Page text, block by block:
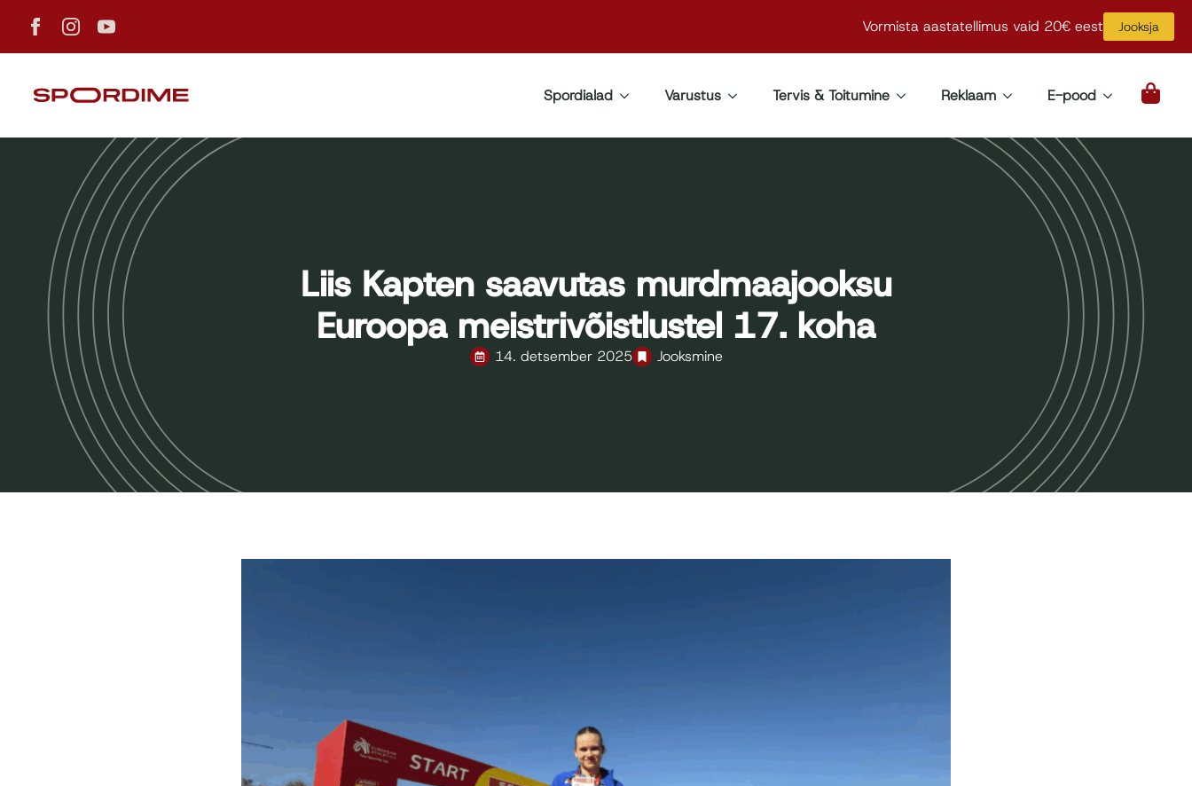
Vormista aastatellimus vaid 20€ eest Jooksja
Spordialad Varustus Tervis & Toitumine Reklaam E-pood
Liis Kapten saavutas murdmaajooksu
Euroopa meistrivõistlustel 17. koha
14. detsember 2025 Jooksmine